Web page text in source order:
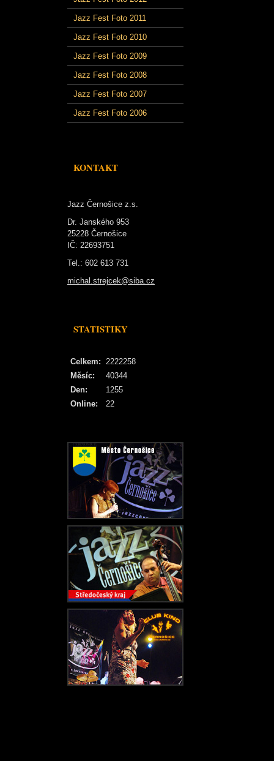
Jazz Fest Foto 2011
Jazz Fest Foto 2010
Jazz Fest Foto 2009
Jazz Fest Foto 2008
Jazz Fest Foto 2007
Jazz Fest Foto 2006
KONTAKT
Jazz Černošice z.s.
Dr. Janského 953
25228 Černošice
IČ: 22693751
Tel.: 602 613 731
michal.strejcek@siba.cz
STATISTIKY
Online: 22
Celkem: 2222258
Měsíc:
40344
Den:
1255